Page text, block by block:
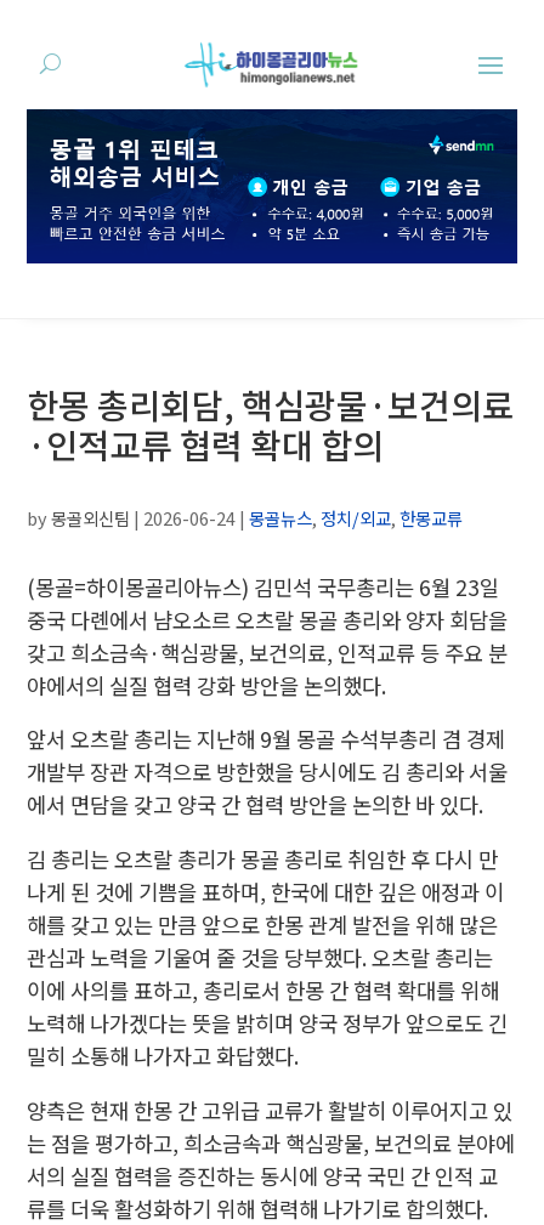
한몽 총리회담, 핵심광물·보건의료
·인적교류 협력 확대 합의
by몽골외신팀 | 2026-06-24|몽골뉴스, 정치/외교,한몽교류
(몽골=하이몽골리아뉴스) 김민석 국무총리는 6월 23일
중국 다롄에서 냠오소르 오츠랄 몽골 총리와 양자 회담을
갖고 희소금속·핵심광물, 보건의료, 인적교류 등 주요 분
야에서의 실질 협력 강화 방안을 논의했다.
앞서 오츠랄 총리는 지난해 9월 몽골 수석부총리 겸 경제
개발부 장관 자격으로 방한했을 당시에도 김 총리와 서울
에서 면담을 갖고 양국 간 협력 방안을 논의한 바 있다.
김 총리는 오츠랄 총리가 몽골 총리로 취임한 후 다시 만
나게 된 것에 기쁨을 표하며, 한국에 대한 깊은 애정과 이
해를 갖고 있는 만큼 앞으로 한몽 관계 발전을 위해 많은
관심과 노력을 기울여 줄 것을 당부했다. 오츠랄 총리는
이에 사의를 표하고, 총리로서 한몽 간 협력 확대를 위해
노력해 나가겠다는 뜻을 밝히며 양국 정부가 앞으로도 긴
밀히 소통해 나가자고 화답했다.
양측은 현재 한몽 간 고위급 교류가 활발히 이루어지고 있
는 점을 평가하고, 희소금속과 핵심광물, 보건의료 분야에
서의 실질 협력을 증진하는 동시에 양국 국민 간 인적 교
류를 더욱 활성화하기 위해 협력해 나가기로 합의했다.